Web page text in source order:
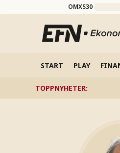
OMXS30
START PLAY
TOPPNYHETER: